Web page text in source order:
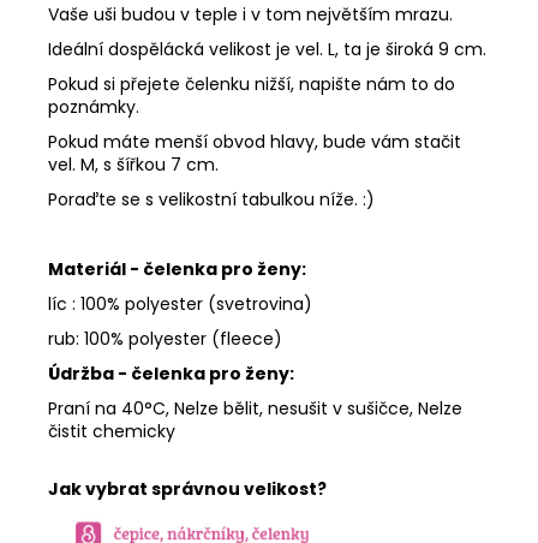
Vaše uši budou v teple i v tom největším mrazu.
Ideální dospělácká velikost je vel. L, ta je široká 9 cm.
Pokud si přejete čelenku nižší, napište nám to do
poznámky.
Pokud máte menší obvod hlavy, bude vám stačit
vel. M, s šířkou 7 cm.
Poraďte se s velikostní tabulkou níže. :)
Materiál - čelenka pro ženy:
líc : 100% polyester (svetrovina)
rub: 100% polyester (fleece)
Údržba - čelenka pro ženy:
Praní na 40°C, Nelze bělit, nesušit v sušičce, Nelze
čistit chemicky
Jak vybrat správnou velikost?